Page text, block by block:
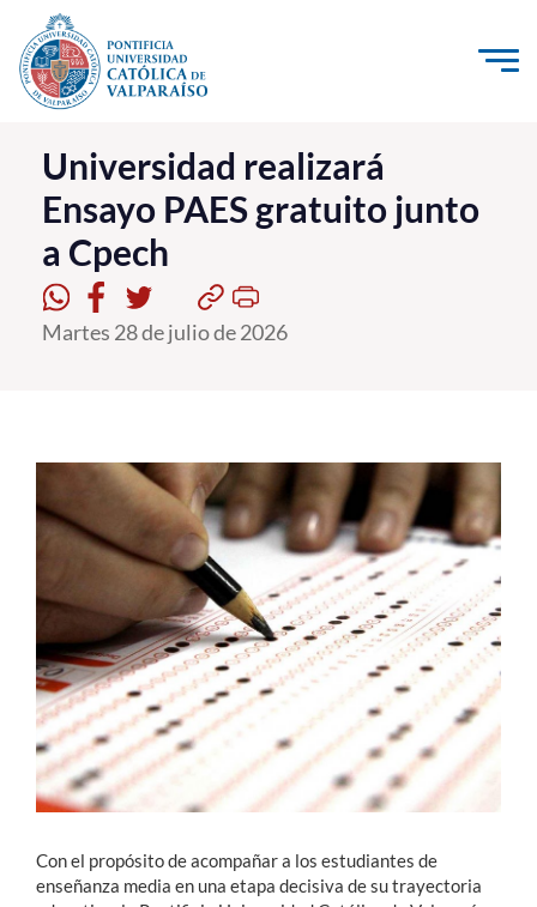
Click acá para ir directamente al contenido
La Universidad
Investigación, Creación e Innovación
PUCV Internacional
Vinculación con el Medio
Postgrado
Formación Continua
Estudiantes
Académicos
Funcionarios
Alumni
Universidad realizará
Ensayo PAES gratuito junto
a Cpech
Martes 28 de julio de 2026
Con el propósito de acompañar a los estudiantes de
enseñanza media en una etapa decisiva de su trayectoria